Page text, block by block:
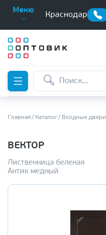
Меню
Краснодар
Главная Каталог Входные двери
ВЕКТОР
Лиственница беленая
Антик медный